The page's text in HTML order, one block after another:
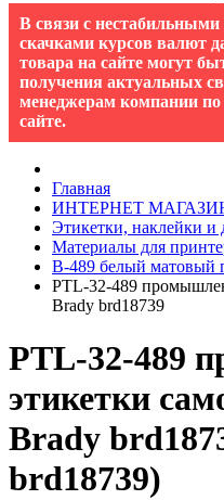
В связи с
скачками курсов валют
товара на сайте могут
получения актуальных
менеджерам компании
сайте.
Главная
ИНТЕРНЕТ
Этикетки, наклейки и
Материалы для
B-489 белый матовый
PTL-32-489
Brady brd18739
PTL-32-489
этикетки
Brady
brd18739)